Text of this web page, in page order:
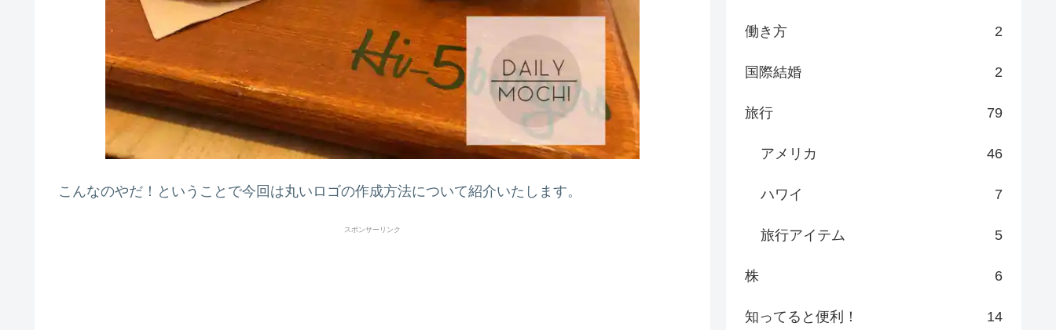
こんなのやだ！ということで今回は丸いロゴの作成方法について紹介いたします。
スポンサーリンク
働き方 2
国際結婚 2
旅行 79
アメリカ 46
ハワイ 7
旅行アイテム 5
株 6
知ってると便利！ 14